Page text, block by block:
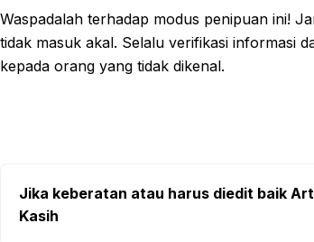
Waspadalah terhadap modus penipuan ini!
tidak masuk akal. Selalu verifikasi informasi
kepada orang yang tidak dikenal.
Jika keberatan atau harus diedit baik
Kasih